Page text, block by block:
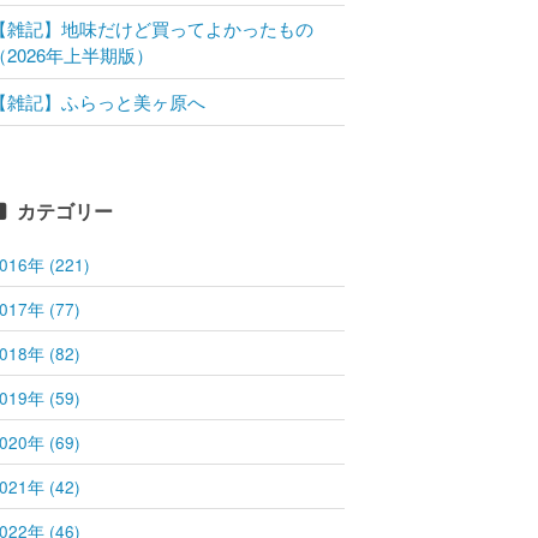
【雑記】地味だけど買ってよかったもの
（2026年上半期版）
【雑記】ふらっと美ヶ原へ
カテゴリー
年 (221)
年 (77)
年 (82)
年 (59)
年 (69)
年 (42)
年 (46)